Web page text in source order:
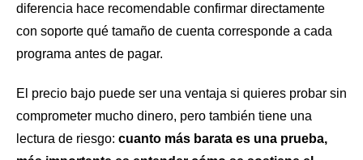
diferencia hace recomendable confirmar directamente
con soporte qué tamaño de cuenta corresponde a cada
programa antes de pagar.
El precio bajo puede ser una ventaja si quieres probar sin
comprometer mucho dinero, pero también tiene una
lectura de riesgo: cuanto más barata es una prueba,